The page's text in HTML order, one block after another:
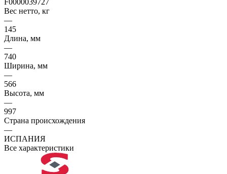
Вес нетто, кг
—
145
Длина, мм
—
740
Ширина, мм
—
566
Высота, мм
—
997
Страна происхождения
—
ИСПАНИЯ
Все характеристики